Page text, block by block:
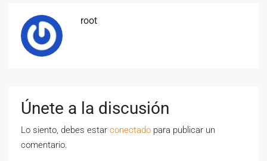
root
Únete a la discusión
Lo siento, debes estar conectado para publicar un
comentario.